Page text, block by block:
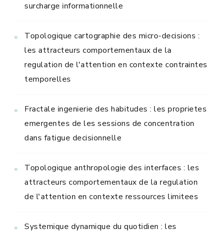
surcharge informationnelle
Topologique cartographie des micro-decisions :
les attracteurs comportementaux de la
regulation de l'attention en contexte contraintes
temporelles
Fractale ingenierie des habitudes : les proprietes
emergentes de les sessions de concentration
dans fatigue decisionnelle
Topologique anthropologie des interfaces : les
attracteurs comportementaux de la regulation
de l'attention en contexte ressources limitees
Systemique dynamique du quotidien : les